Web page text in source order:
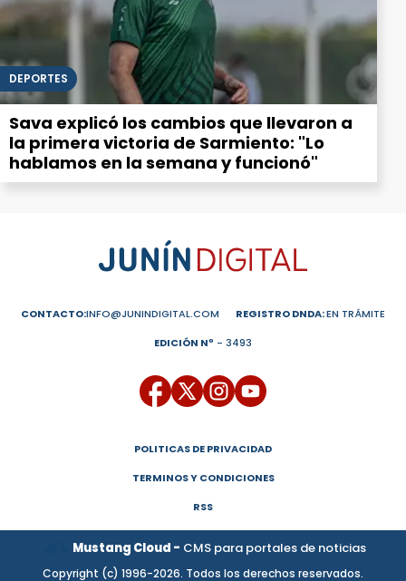
DEPORTES
Sava explicó los cambios que llevaron a
la primera victoria de Sarmiento: "Lo
hablamos en la semana y funcionó"
CONTACTO:INFO@JUNINDIGITAL.COM REGISTRO DNDA:EN TRÁMITE
EDICIÓN Nº - 3493
POLITICAS DE PRIVACIDAD
TERMINOS Y CONDICIONES
RSS
Mustang Cloud - CMS para portales de noticias
Copyright (c) 1996-2026. Todos los derechos reservados.